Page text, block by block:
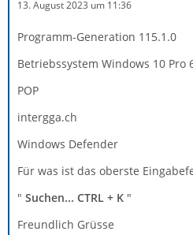
13. August 2023 um 11:36
Programm-Generation 115.1.0
Betriebssystem Windows 10 Pro
POP
intergga.ch
Windows Defender
Für was ist das oberste
" Suchen... CTRL + K "
Freundlich Grüsse